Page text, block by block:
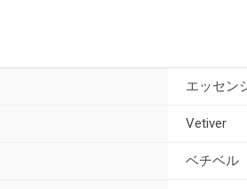
エッセン
Vetiver
ベチベル